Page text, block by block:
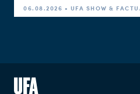
06.08.2026 • UFA SHOW &